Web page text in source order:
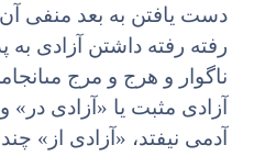
دست یافتن به بعد منفى
رفته رفته داشتن آزادى به
ناگوار و هرج و مرج
آزادى مثبت یا «آزادى
آدمى نیفتد، «آزادى از»